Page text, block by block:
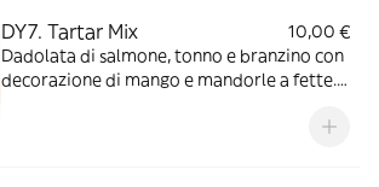
DY7. Tartar Mix
10,00 €
Dadolata di salmone, tonno e branzino con
decorazione di mango e mandorle a fette.